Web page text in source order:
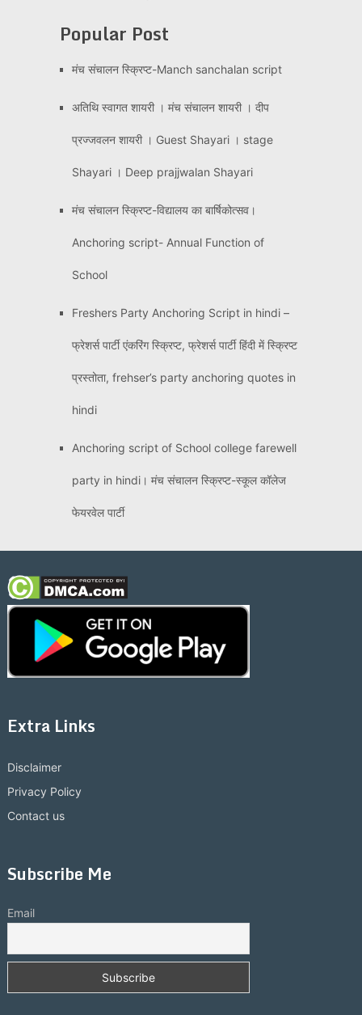
Popular Post
मंच संचालन स्क्रिप्ट-Manch sanchalan script
अतिथि स्वागत शायरी । मंच संचालन शायरी । दीप
प्रज्जवलन शायरी । Guest Shayari । stage
Shayari । Deep prajjwalan Shayari
मंच संचालन स्क्रिप्ट-विद्यालय का बार्षिकोत्सव।
Anchoring script- Annual Function of
School
Freshers Party Anchoring Script in hindi –
फ्रेशर्स पार्टी एंकरिंग स्क्रिप्ट, फ्रेशर्स पार्टी हिंदी में स्क्रिप्ट
प्रस्तोता, frehser’s party anchoring quotes in
hindi
Anchoring script of School college farewell
party in hindi। मंच संचालन स्क्रिप्ट-स्कूल कॉलेज
फेयरवेल पार्टी
Extra Links
Disclaimer
Privacy Policy
Contact us
Subscribe Me
Email